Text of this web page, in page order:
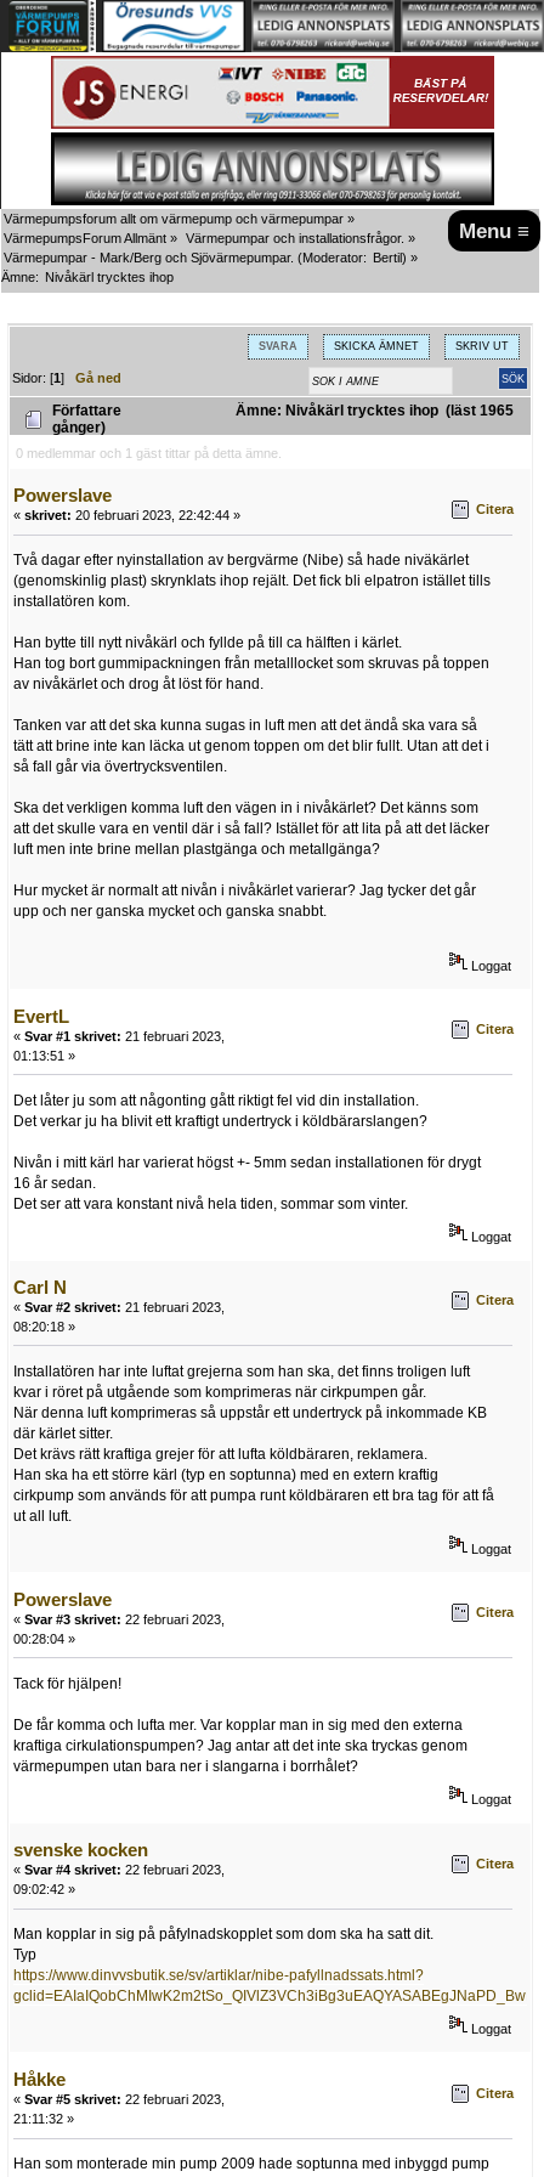
Menu ≡
Värmepumpsforum allt om värmepump och värmepumpar »
VärmepumpsForum Allmänt » Värmepumpar och installationsfrågor. »
Värmepumpar - Mark/Berg och Sjövärmepumpar. (Moderator: Bertil) »
Ämne: Nivåkärl trycktes ihop
SVARA SKICKA ÄMNET SKRIV UT
Sidor: [1]Gå ned
Författare
Ämne: Nivåkärl trycktes ihop (läst 1965
gånger)
0 medlemmar och 1 gäst tittar på detta ämne.
Powerslave
« skrivet: 20 februari 2023, 22:42:44 » Citera
Två dagar efter nyinstallation av bergvärme (Nibe) så hade niväkärlet
(genomskinlig plast) skrynklats ihop rejält. Det fick bli elpatron istället tills
installatören kom.
Han bytte till nytt nivåkärl och fyllde på till ca hälften i kärlet.
Han tog bort gummipackningen från metalllocket som skruvas på toppen
av nivåkärlet och drog åt löst för hand.
Tanken var att det ska kunna sugas in luft men att det ändå ska vara så
tätt att brine inte kan läcka ut genom toppen om det blir fullt. Utan att det i
så fall går via övertrycksventilen.
Ska det verkligen komma luft den vägen in i nivåkärlet? Det känns som
att det skulle vara en ventil där i så fall? Istället för att lita på att det läcker
luft men inte brine mellan plastgänga och metallgänga?
Hur mycket är normalt att nivån i nivåkärlet varierar? Jag tycker det går
upp och ner ganska mycket och ganska snabbt.
Loggat
EvertL
« Svar #1 skrivet: 21 februari 2023,
01:13:51 »
Citera
Det låter ju som att någonting gått riktigt fel vid din installation.
Det verkar ju ha blivit ett kraftigt undertryck i köldbärarslangen?
Nivån i mitt kärl har varierat högst +- 5mm sedan installationen för drygt
16 år sedan.
Det ser att vara konstant nivå hela tiden, sommar som vinter.
Loggat
Carl N
« Svar #2 skrivet: 21 februari 2023,
08:20:18 »
Citera
Installatören har inte luftat grejerna som han ska, det finns troligen luft
kvar i röret på utgående som komprimeras när cirkpumpen går.
När denna luft komprimeras så uppstår ett undertryck på inkommade KB
där kärlet sitter.
Det krävs rätt kraftiga grejer för att lufta köldbäraren, reklamera.
Han ska ha ett större kärl (typ en soptunna) med en extern kraftig
cirkpump som används för att pumpa runt köldbäraren ett bra tag för att få
ut all luft.
Loggat
Powerslave
« Svar #3 skrivet: 22 februari 2023,
00:28:04 »
Citera
Tack för hjälpen!
De får komma och lufta mer. Var kopplar man in sig med den externa
kraftiga cirkulationspumpen? Jag antar att det inte ska tryckas genom
värmepumpen utan bara ner i slangarna i borrhålet?
Loggat
svenske kocken
« Svar #4 skrivet: 22 februari 2023,
09:02:42 »
Citera
Man kopplar in sig på påfylnadskopplet som dom ska ha satt dit.
Typ
https://www.dinvvsbutik.se/sv/artiklar/nibe-pafyllnadssats.html?
gclid=EAIaIQobChMIwK2m2tSo_QIVlZ3VCh3iBg3uEAQYASABEgJNaPD_BwE
Loggat
Håkke
« Svar #5 skrivet: 22 februari 2023,
21:11:32 »
Citera
Han som monterade min pump 2009 hade soptunna med inbyggd pump